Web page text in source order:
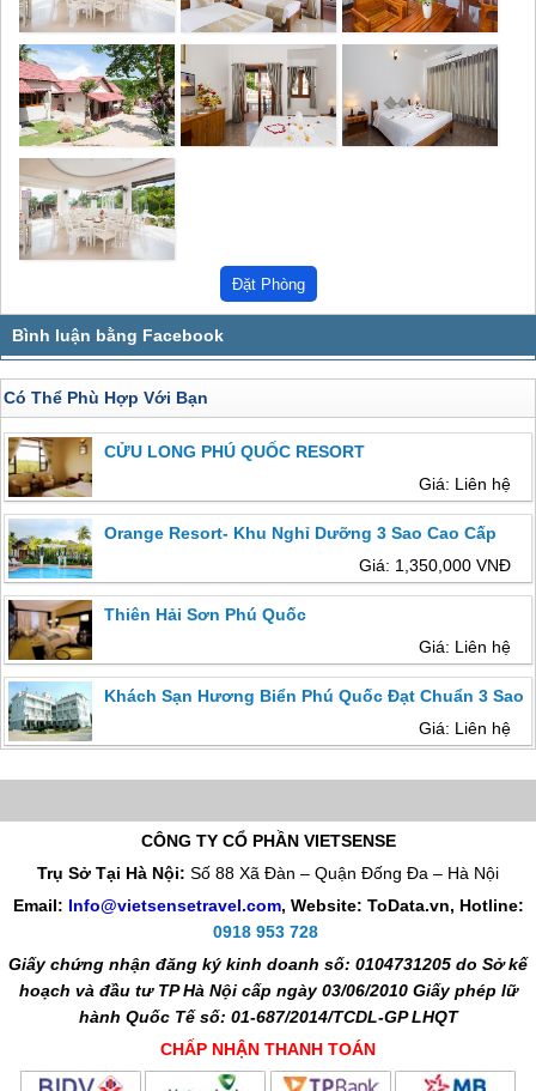
Có Thể Phù Hợp Với Bạn
CỬU LONG PHÚ QUỐC RESORT
Giá: Liên hệ
Orange Resort- Khu Nghỉ Dưỡng 3 Sao Cao Cấp
Giá: 1,350,000 VNĐ
Thiên Hải Sơn Phú Quốc
Giá: Liên hệ
Khách Sạn Hương Biển Phú Quốc Đạt Chuẩn 3 Sao
Giá: Liên hệ
CÔNG TY CỔ PHẦN VIETSENSE
Trụ Sở Tại Hà Nội: Số 88 Xã Đàn – Quận Đống Đa – Hà Nội
Email: Info@vietsensetravel.com, Website: ToData.vn, Hotline:
0918 953 728
Giấy chứng nhận đăng ký kinh doanh số: 0104731205 do Sở kế
hoạch và đầu tư TP Hà Nội cấp ngày 03/06/2010 Giấy phép lữ
hành Quốc Tế số: 01-687/2014/TCDL-GP LHQT
CHẤP NHẬN THANH TOÁN